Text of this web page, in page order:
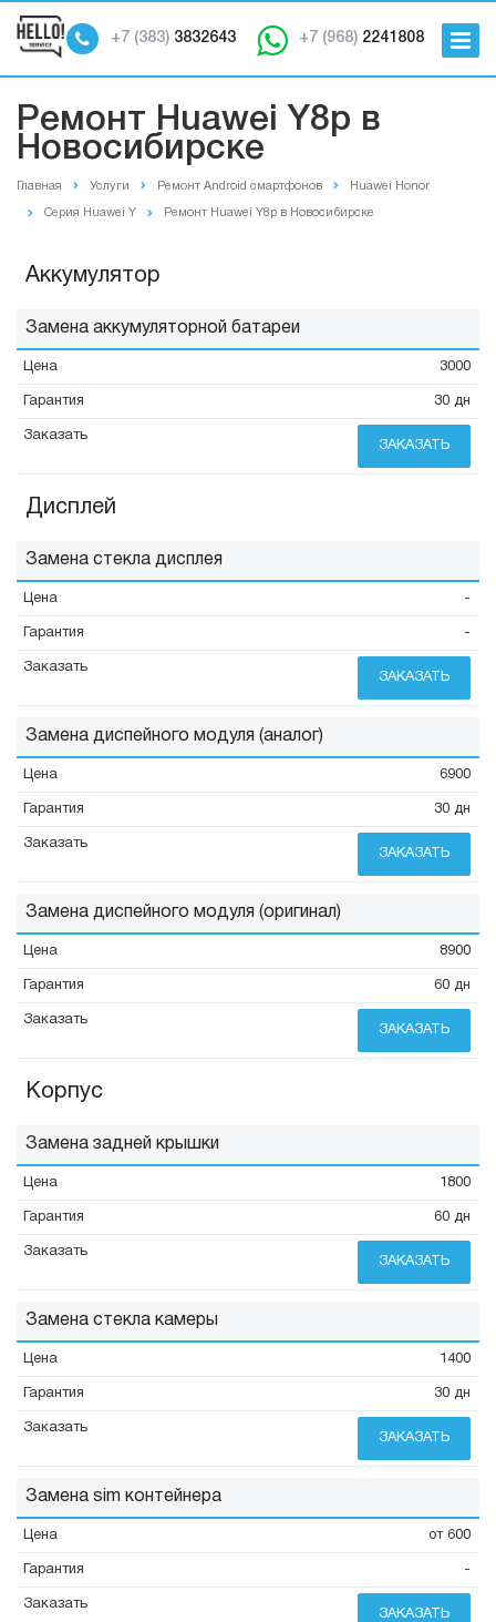
+7 (968) 2241808
+7 (383) 3832643
Ремонт Huawei Y8p в
Новосибирске
Главная Услуги Ремонт Android смартфонов Huawei Honor
Серия Huawei Y Ремонт Huawei Y8p в Новосибирске
Аккумулятор
Замена аккумуляторной батареи
3000
30 дн
ЗАКАЗАТЬ
Дисплей
Замена стекла дисплея
-
-
ЗАКАЗАТЬ
Замена диспейного модуля (аналог)
6900
30 дн
ЗАКАЗАТЬ
Замена диспейного модуля (оригинал)
8900
60 дн
ЗАКАЗАТЬ
Корпус
Замена задней крышки
1800
60 дн
ЗАКАЗАТЬ
Замена стекла камеры
1400
30 дн
ЗАКАЗАТЬ
Замена sim контейнера
от 600
-
ЗАКАЗАТЬ